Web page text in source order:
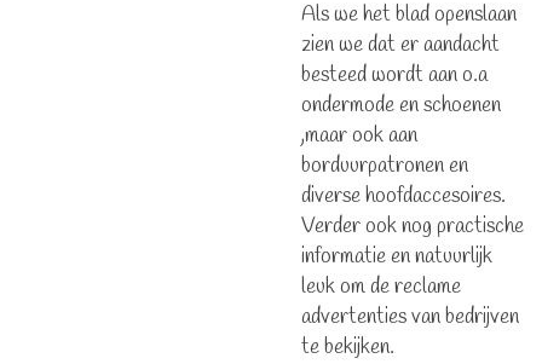
Als we het blad openslaan
zien we dat er aandacht
besteed wordt aan o.a
ondermode en schoenen
,maar ook aan
borduurpatronen en
diverse hoofdaccesoires.
Verder ook nog practische
informatie en natuurlijk
leuk om de reclame
advertenties van bedrijven
te bekijken.